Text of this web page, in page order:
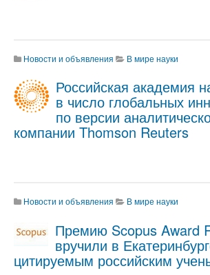
Новости и объявления В мире науки
Российская академия
в число глобальных
по версии
компании Thomson Reuters
Новости и объявления В мире науки
Премию Scopus Award
вручили в
цитируемым российским